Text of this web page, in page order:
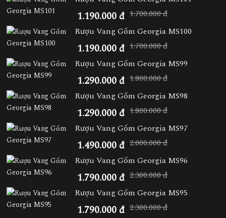
1.190.000 đ 1.700.000 đ
Rượu Vang Gốm Georgia MS100
1.190.000 đ 1.700.000 đ
Rượu Vang Gốm Georgia MS99
1.290.000 đ 1.800.000 đ
Rượu Vang Gốm Georgia MS98
1.290.000 đ 1.800.000 đ
Rượu Vang Gốm Georgia MS97
1.490.000 đ 2.000.000 đ
Rượu Vang Gốm Georgia MS96
1.790.000 đ 2.300.000 đ
Rượu Vang Gốm Georgia MS95
1.790.000 đ 2.300.000 đ